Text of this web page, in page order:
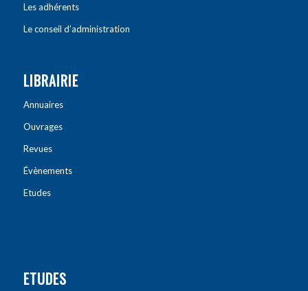
Les adhérents
Le conseil d’administration
LIBRAIRIE
Annuaires
Ouvrages
Revues
Évènements
Etudes
ETUDES